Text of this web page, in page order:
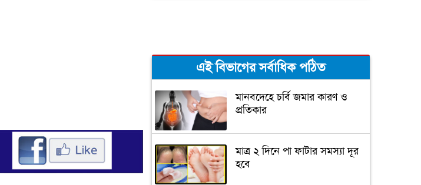
এই বিভাগের সর্বাধিক পঠিত
মানবদেহে চর্বি জমার কারণ ও
প্রতিকার
মাত্র ২ দিনে পা ফাটার সমস্যা দূর
হবে